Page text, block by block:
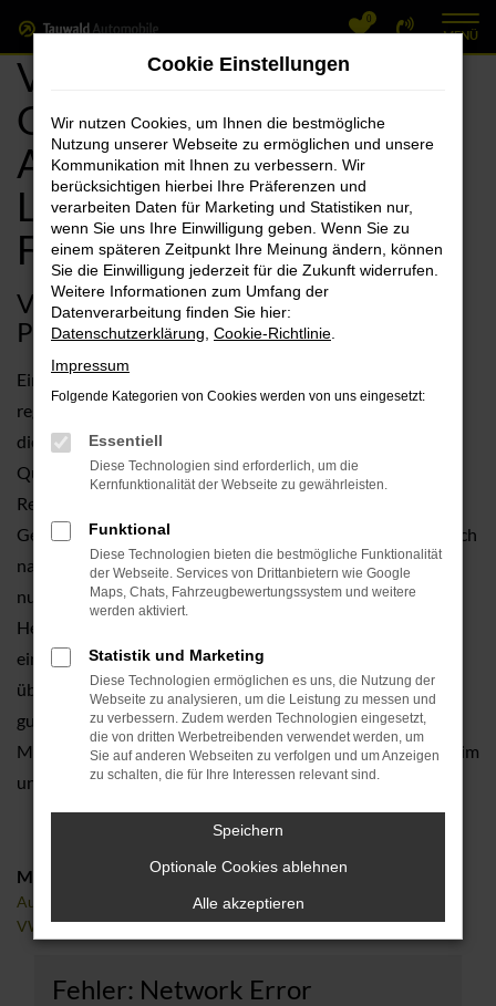
Zum
Hauptinhalt
springen
0
MENÜ
VW Forchheim, VW Golf
Gebrauchtwagen
Angebote mit
Lieferservice nach
Forchheim
VW Golf Gebrauchtwagen –
Preisvorteil für Forchheim
Ein VW Golf Gebrauchtwagen für Forchheim bietet einen
regelrecht eingebauten Preisvorteil. Sie müssen nicht tief in
die Tasche greifen und erhalten ein Fahrzeug in exzellenter
Qualität. Der Grund hierfür liegt in der herausragenden
Reputation von VW als Automobilhersteller. Golf
Gebrauchtwagen prägen das Straßenbild und sind auch noch
nach Jahren und in verschiedenen Generation perfekt
nutzbar. Unterstrichen wird dies durch unsere
Herangehensweise im Gebrauchtwagenhandel. Nur, wenn
ein Auto garantiert keine Mängel aufweist, gelangt es
überhaupt in den Verkauf. Dafür stehen wir mit unserem
guten Namen und der Erfahrung unserer Kfz-
Meisterwerkstatt. Zudem sind wir seit eh und je in Forchheim
und der Region verankert und vor Ort bestens bekannt.
Marken
Audi
VW
Fehler: Network Error
Cookie Einstellungen
Wir nutzen Cookies, um Ihnen die bestmögliche
Nutzung unserer Webseite zu ermöglichen und unsere
Kommunikation mit Ihnen zu verbessern. Wir
berücksichtigen hierbei Ihre Präferenzen und
verarbeiten Daten für Marketing und Statistiken nur,
wenn Sie uns Ihre Einwilligung geben. Wenn Sie zu
einem späteren Zeitpunkt Ihre Meinung ändern, können
Sie die Einwilligung jederzeit für die Zukunft widerrufen.
Weitere Informationen zum Umfang der
Datenverarbeitung finden Sie hier:
Datenschutzerklärung Cookie-Richtlinie
Impressum
Folgende Kategorien von Cookies werden von uns eingesetzt:
Essentiell
Diese Technologien sind erforderlich, um die
Kernfunktionalität der Webseite zu gewährleisten.
Funktional
Diese Technologien bieten die bestmögliche Funktionalität
der Webseite. Services von Drittanbietern wie Google
Maps, Chats, Fahrzeugbewertungssystem und weitere
werden aktiviert.
Statistik und Marketing
Diese Technologien ermöglichen es uns, die Nutzung der
Webseite zu analysieren, um die Leistung zu messen und
zu verbessern. Zudem werden Technologien eingesetzt,
die von dritten Werbetreibenden verwendet werden, um
Sie auf anderen Webseiten zu verfolgen und um Anzeigen
zu schalten, die für Ihre Interessen relevant sind.
Speichern
Optionale Cookies ablehnen
Alle akzeptieren